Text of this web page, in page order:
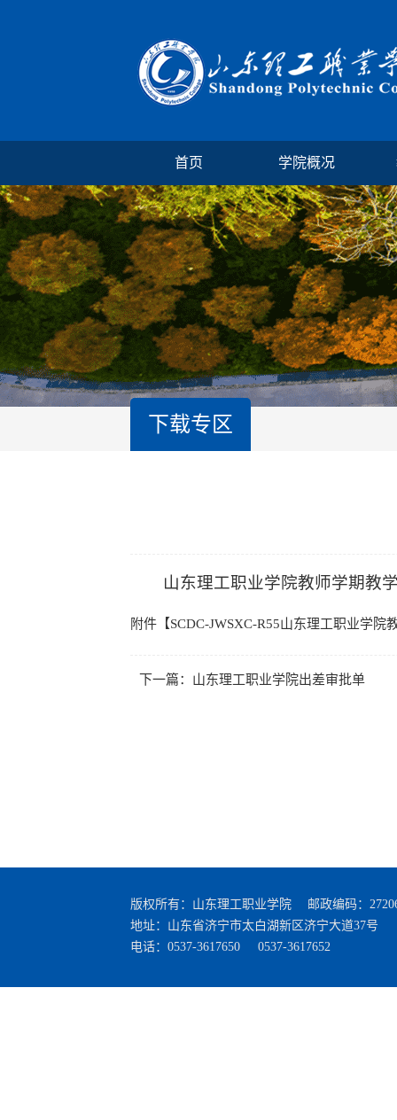
首页 学院概况
下载专区
山东理工职业学院教师学期教
附件【SCDC-JWSXC-R55山东理工职业学院
下一篇： 山东理工职业学院出差审批单
版权所有：山东理工职业学院 邮政编码：
地址：山东省济宁市太白湖新区济宁大道37号
电话：0537-3617650 0537-3617652